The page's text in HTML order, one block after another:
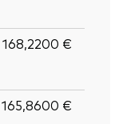
168,2200 €
165,8600 €